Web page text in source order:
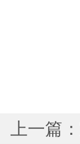
上一篇：